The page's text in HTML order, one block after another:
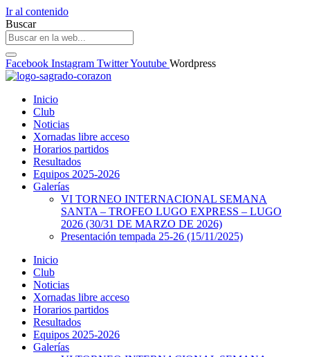
Ir al contenido
Buscar
Facebook Instagram TwitterYoutube Wordpress
Inicio
Club
Noticias
Xornadas libre acceso
Horarios partidos
Resultados
Equipos 2025-2026
Galerías
VI TORNEO INTERNACIONAL SEMANA
SANTA – TROFEO LUGO EXPRESS – LUGO
2026 (30/31 DE MARZO DE 2026)
Presentación tempada 25-26 (15/11/2025)
Inicio
Club
Noticias
Xornadas libre acceso
Horarios partidos
Resultados
Equipos 2025-2026
Galerías